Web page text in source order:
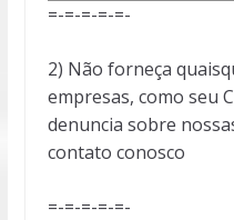
=-=-=-=-=-
2) Não forneça
empresas, como seu
denuncia sobre
contato conosco
=-=-=-=-=-